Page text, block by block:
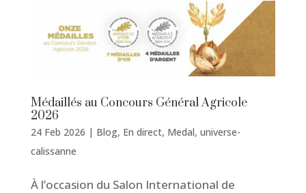
Médaillés au Concours Général Agricole
2026
24 Feb 2026 | Blog, En direct, Medal, universe-
calissanne
À l’occasion du Salon International de